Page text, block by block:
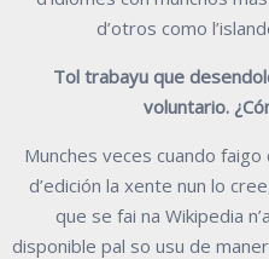
d’otros como
Tol trabayu que
voluntario.
Munches veces cuando
d’edición la xente nun lo
que se fai na Wikipedia
disponible pal so usu de